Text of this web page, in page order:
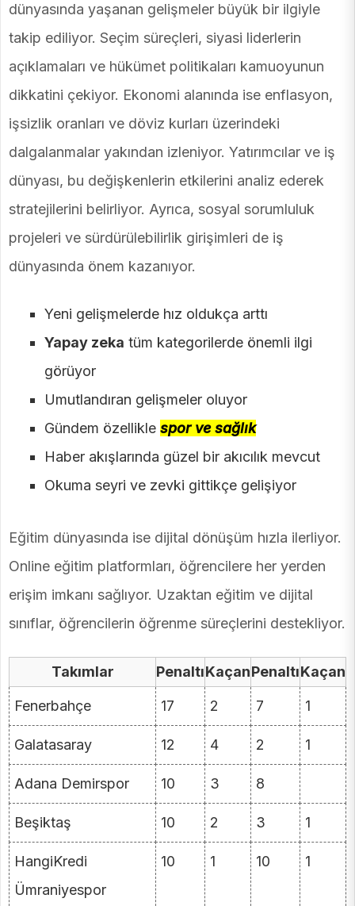
dünyasında yaşanan gelişmeler büyük bir ilgiyle
takip ediliyor. Seçim süreçleri, siyasi liderlerin
açıklamaları ve hükümet politikaları kamuoyunun
dikkatini çekiyor. Ekonomi alanında ise enflasyon,
işsizlik oranları ve döviz kurları üzerindeki
dalgalanmalar yakından izleniyor. Yatırımcılar ve iş
dünyası, bu değişkenlerin etkilerini analiz ederek
stratejilerini belirliyor. Ayrıca, sosyal sorumluluk
projeleri ve sürdürülebilirlik girişimleri de iş
dünyasında önem kazanıyor.
Yeni gelişmelerde hız oldukça arttı
Yapay zeka tüm kategorilerde önemli ilgi
görüyor
Umutlandıran gelişmeler oluyor
Gündem özellikle spor ve sağlık
Haber akışlarında güzel bir akıcılık mevcut
Okuma seyri ve zevki gittikçe gelişiyor
Eğitim dünyasında ise dijital dönüşüm hızla ilerliyor.
Online eğitim platformları, öğrencilere her yerden
erişim imkanı sağlıyor. Uzaktan eğitim ve dijital
sınıflar, öğrencilerin öğrenme süreçlerini destekliyor.
Takımlar PenaltıKaçanPenaltıKaçan
Fenerbahçe 17 2 7 1
Galatasaray 12 4 2 1
Adana Demirspor 10 3 8
Beşiktaş 10 2 3 1
HangiKredi
Ümraniyespor
10 1 10 1